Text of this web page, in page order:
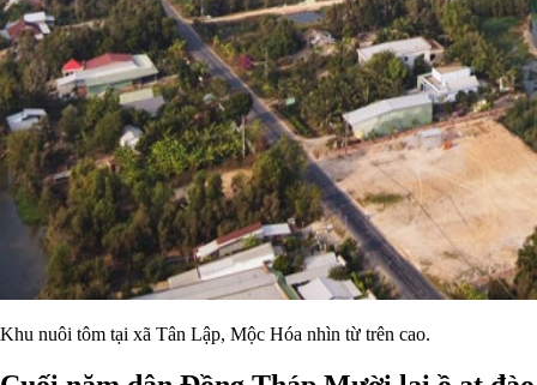
Khu nuôi tôm tại xã Tân Lập, Mộc Hóa nhìn từ trên cao.